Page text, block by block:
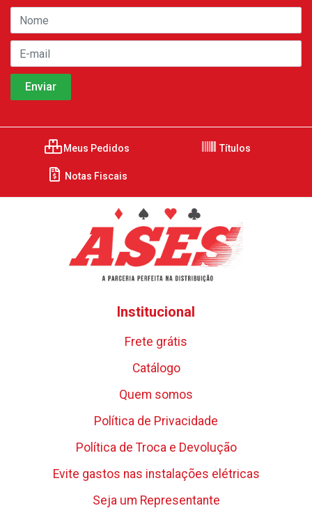
Meus Pedidos Títulos
Notas Fiscais
Institucional
Frete grátis
Catálogo
Quem somos
Política de Privacidade
Política de Troca e Devolução
Evite gastos nas instalações elétricas
Seja um Representante